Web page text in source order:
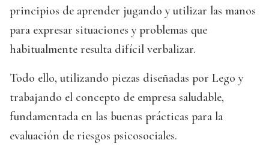
principios de aprender jugando y utilizar las manos
para expresar situaciones y problemas que
habitualmente resulta difícil verbalizar.
Todo ello, utilizando piezas diseñadas por Lego y
trabajando el concepto de empresa saludable,
fundamentada en las buenas prácticas para la
evaluación de riesgos psicosociales.